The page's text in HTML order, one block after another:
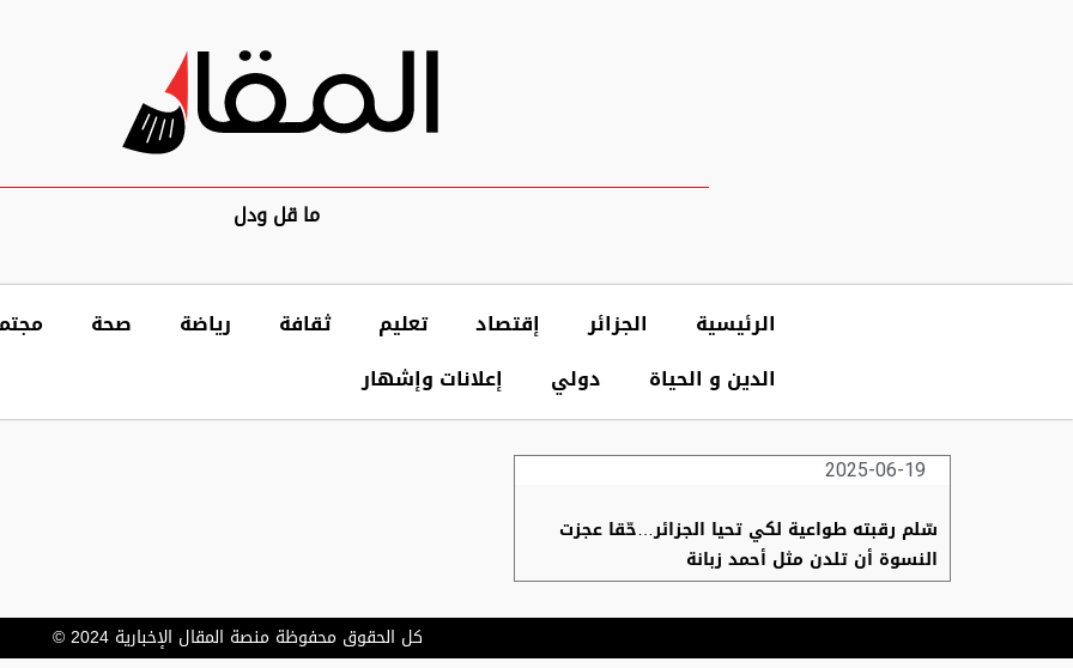
ما قل ودل
الرئيسية الجزائر إقتصاد تعليم ثقافة رياضة صحة
الدين و الحياة
دولي إعلانات وإشهار
2025-06-19
سّلم رقبته طواعية لكي تحيا الجزائر…حّقا عجزت
النسوة أن تلدن مثل أحمد زبانة
كل الحقوق محفوظة منصة المقال الإخبارية 2024 ©